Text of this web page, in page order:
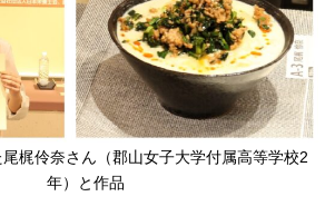
梶伶奈さん（郡山女子大学付属高等学校2
年）と作品